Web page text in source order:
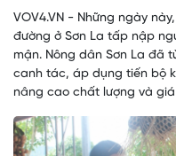
VOV4.VN - Những ngày
đường ở Sơn La tấp nập
mận. Nông dân Sơn La đã
canh tác, áp dụng tiến bộ
nâng cao chất lượng và